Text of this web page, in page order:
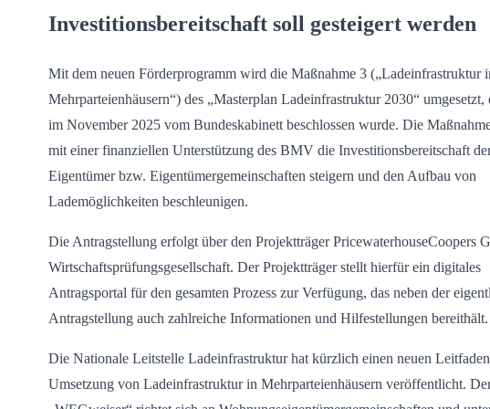
Investitionsbereitschaft soll gesteigert werden
Mit dem neuen Förderprogramm wird die Maßnahme 3 („Ladeinfrastruktur
Mehrparteienhäusern“) des „Masterplan Ladeinfrastruktur 2030“ umgesetzt,
im November 2025 vom Bundeskabinett beschlossen wurde. Die
mit einer finanziellen Unterstützung des BMV die Investitionsbereitschaft
Eigentümer bzw. Eigentümergemeinschaften steigern und den Aufbau von
Lademöglichkeiten beschleunigen.
Die Antragstellung erfolgt über den Projektträger PricewaterhouseCoopers
Wirtschaftsprüfungsgesellschaft. Der Projektträger stellt hierfür ein digitales
Antragsportal für den gesamten Prozess zur Verfügung, das neben der
Antragstellung auch zahlreiche Informationen und Hilfestellungen bereithält.
Die Nationale Leitstelle Ladeinfrastruktur hat kürzlich einen neuen
Umsetzung von Ladeinfrastruktur in Mehrparteienhäusern veröffentlicht.